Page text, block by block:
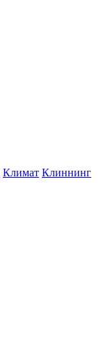
Климат Клиннинг